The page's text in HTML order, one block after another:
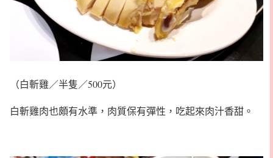
（白斬雞／半隻／500元）
白斬雞肉也頗有水準，肉質保有彈性，吃起來肉汁香甜。